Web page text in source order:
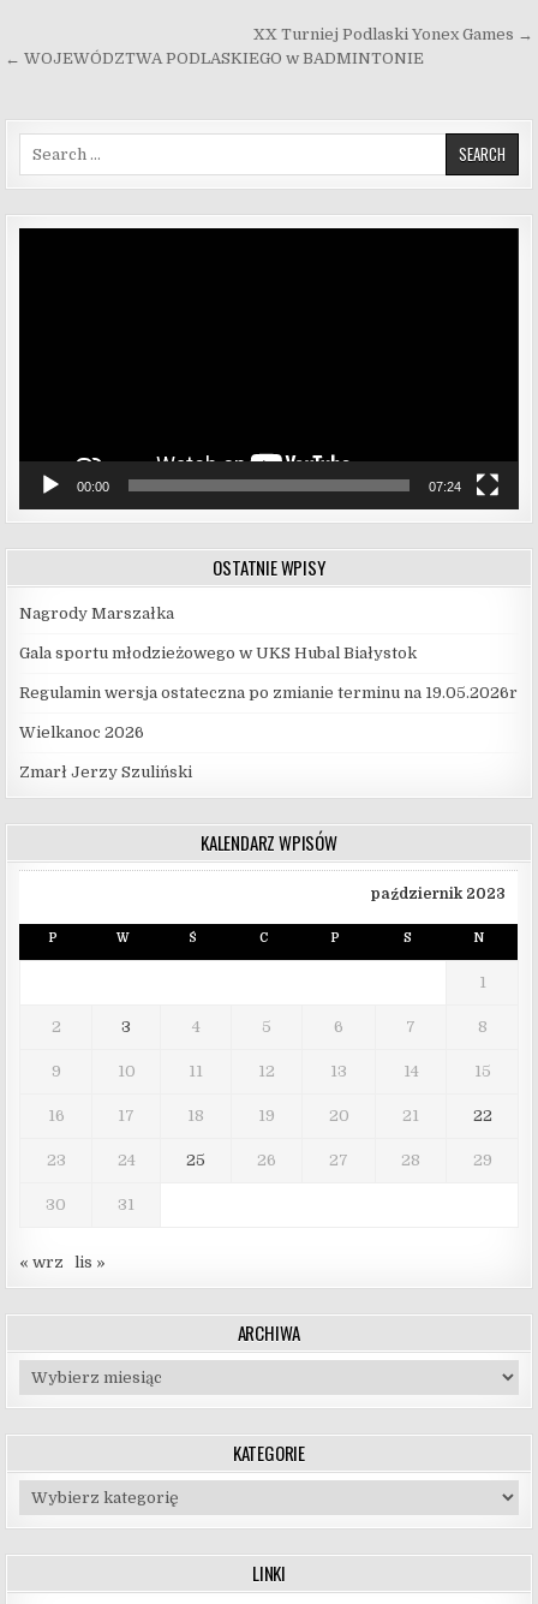
Nawigacja wpisuXX Turniej Podlaski Yonex Games →
← WOJEWÓDZTWA PODLASKIEGO w BADMINTONIE
Search for:
00:00 07:24
OSTATNIE WPISY
Nagrody Marszałka
Gala sportu młodzieżowego w UKS Hubal Białystok
Regulamin wersja ostateczna po zmianie terminu na 19.05.2026r
Wielkanoc 2026
Zmarł Jerzy Szuliński
KALENDARZ WPISÓW
październik 2023
P W Ś C P S N
1
2 3 4 5 6 7 8
9 10 11 12 13 14 15
16 17 18 19 20 21 22
23 24 25 26 27 28 29
30 31
« wrz lis »
ARCHIWA
Archiwa
KATEGORIE
Kategorie
LINKI